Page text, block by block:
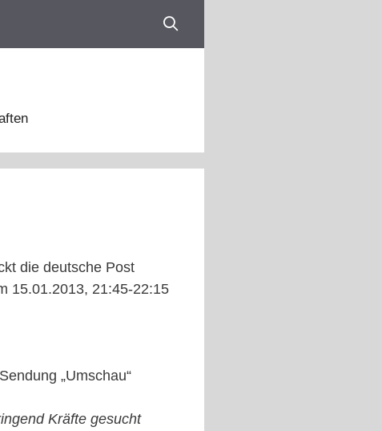
die deutsche Post
15.01.2013, 21:45-22:15
„Umschau“
Kräfte gesucht